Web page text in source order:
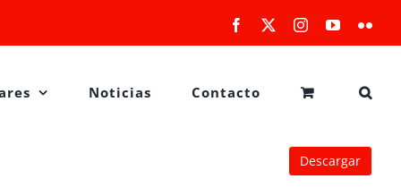
Facebook InstagramYouTube
Noticias Contacto
Descargar